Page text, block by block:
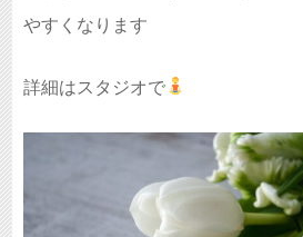
やすくなります
詳細はスタジオで